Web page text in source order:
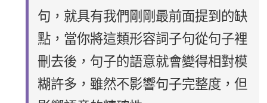
句，就具有我們剛剛最前面提到的缺
點，當你將這類形容詞子句從句子裡
刪去後，句子的語意就會變得相對模
糊許多，雖然不影響句子完整度，但